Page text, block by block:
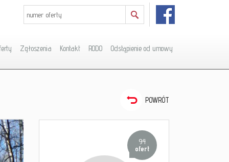
Zgłoszenia Kontakt RODO Odstąpienie od umowy
POWRÓT
94
ofert